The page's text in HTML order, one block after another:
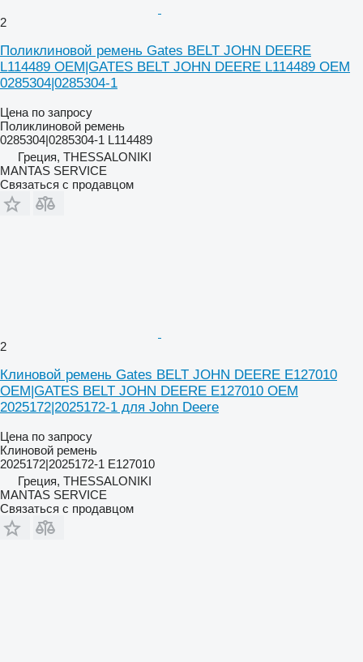
2
Поликлиновой ремень Gates BELT JOHN DEERE
L114489 OEM|GATES BELT JOHN DEERE L114489 OEM
0285304|0285304-1
Цена по запросу
Поликлиновой ремень
0285304|0285304-1 L114489
Греция, THESSALONIKI
MANTAS SERVICE
Связаться с продавцом
2
Клиновой ремень Gates BELT JOHN DEERE E127010
OEM|GATES BELT JOHN DEERE E127010 OEM
2025172|2025172-1 для John Deere
Цена по запросу
Клиновой ремень
2025172|2025172-1 E127010
Греция, THESSALONIKI
MANTAS SERVICE
Связаться с продавцом